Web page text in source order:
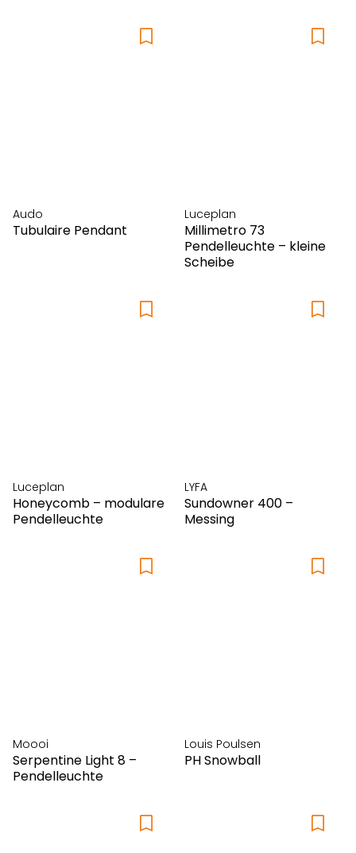
Audo
Tubulaire Pendant
Luceplan
Millimetro 73
Pendelleuchte – kleine
Scheibe
Luceplan
Honeycomb – modulare
Pendelleuchte
LYFA
Sundowner 400 –
Messing
Moooi
Serpentine Light 8 –
Pendelleuchte
Louis Poulsen
PH Snowball